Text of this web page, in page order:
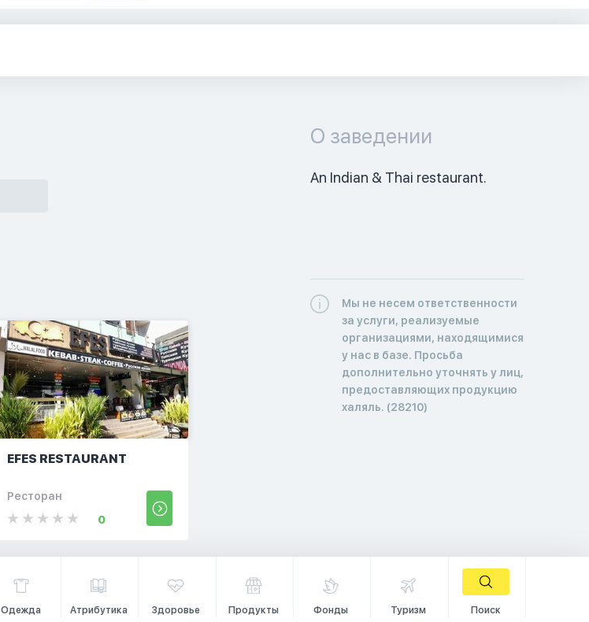
EFES RESTAURANT
Ресторан
0
О заведении
An Indian & Thai restaurant.
Мы не несем ответственности
за услуги, реализуемые
организациями, находящимися
у нас в базе. Просьба
дополнительно уточнять у лиц,
предоставляющих продукцию
халяль. (28210)
Одежда Атрибутика Здоровье Продукты Фонды Туризм Поиск